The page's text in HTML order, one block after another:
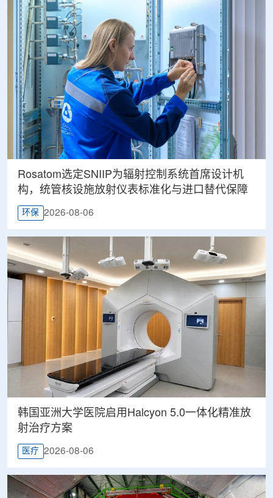
Rosatom选定SNIIP为辐射控制系统首席设计机
构，统管核设施放射仪表标准化与进口替代保障
环保 2026-08-06
韩国亚洲大学医院启用Halcyon 5.0一体化精准放
射治疗方案
医疗 2026-08-06